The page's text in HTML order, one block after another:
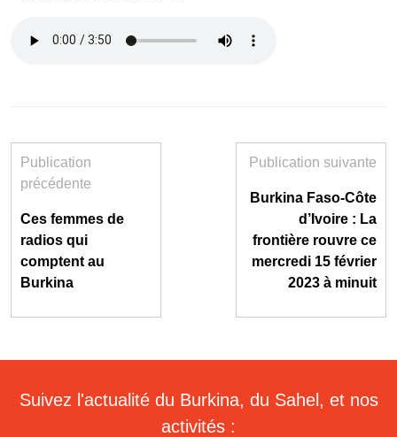
Publication
précédente
Ces femmes de
radios qui
comptent au
Burkina
Publication suivante
Burkina Faso-Côte
d’Ivoire : La
frontière rouvre ce
mercredi 15 février
2023 à minuit
Suivez l'actualité du Burkina, du Sahel, et nos
activités :